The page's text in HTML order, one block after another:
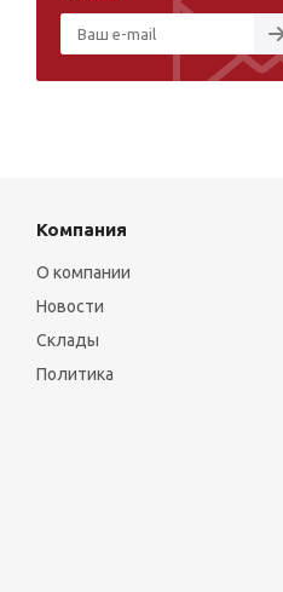
Компания
О компании
Новости
Склады
Политика